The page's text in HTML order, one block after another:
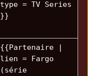
type = TV Series
}}
{{Partenaire |
lien = Fargo
(série